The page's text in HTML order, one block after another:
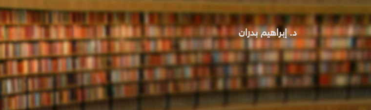
د. إبراهيم بدران